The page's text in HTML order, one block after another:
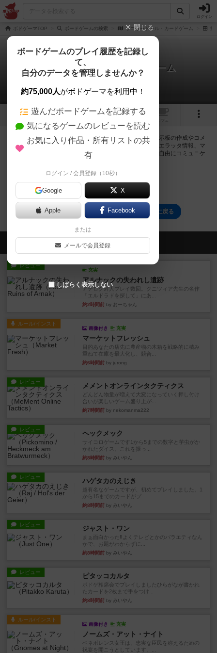
ログイン
ボドゲーマTOP ボードゲームの検索 ウゴリードール・カードゲーム 掲
ウゴリードール・カードゲーム
0件の掲示板
ログインするとウゴリードール・カードゲームに関する掲示板の作成やコメ
ントの書き込みが出来るようになります。ルールの疑問やエラッタ情報、マ
ニュアルでは判断し辛い曖昧な表記等について会員同士で自由にコミュニケ
ログイン/無料会員登録
ウゴリードール・カードゲームのトップに戻る
会員の新しい投稿
レビュー
充実
アルナックの失われし遺跡
アナログ対人プレイ数回。クニツィア先生の名作
「エルドラドを探して」にあ...
約2時間前 by おーちゃん
ルール/インスト
画像付き 充実
マーケットフレッシュ
目的あなたの店先に農産物の木箱を戦略的に積み
重ねて在庫を最大化し、競合...
約6時間前 by jurong
レビュー メメントオンラインタクティクス
どんどん物量が増えて大変になっていく押し付け
合いが楽しいゲーム盛り上が...
約7時間前 by nekomanma222
レビュー ヘックメック
サイコロゲームです1から5までの数字と芋虫がか
かれたダイス。これを振っ...
約8時間前 by みいやん
レビュー ハゲタカのえじき
超有名なゲームですが、初めてプレイしました。1
から15までのカードがプ...
約8時間前 by みいやん
レビュー ジャスト・ワン
まぁ面白かった‼️よくテレビとかのバラエティなん
かで、お題がわからずに...
約8時間前 by みいやん
レビュー ピタッコカルタ
ボドゲ相席会でプレイしましたひらがなが書かれ
たカードを2枚まで手をつけ...
約8時間前 by みいやん
ルール/インスト
画像付き 充実
ノームズ・アット・ナイト
ベネボレンス女王は、忠実な臣民を称えるための
祝宴を開こうとしています。...
閉じる
ボードゲームのプレイ履歴を記録し
て、
自分のデータを管理しませんか？
約75,000人がボドゲーマを利用中！
遊んだボードゲームを記録する
気になるゲームのレビューを読む
お気に入り作品・所有リストの共
有
ログイン / 会員登録（10秒）
Google X
Apple Facebook
または
メールで会員登録
しばらく表示しない